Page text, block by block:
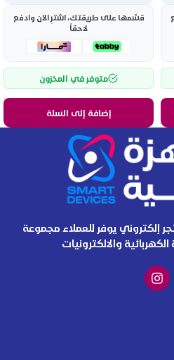
قسّمها على طريقتك، اشترِ الآن وادفع
لاحقاً
متوفر في المخزون
إضافة إلى السلة
إلكتروني يوفر للعملاء مجموعة
والالكترونيات